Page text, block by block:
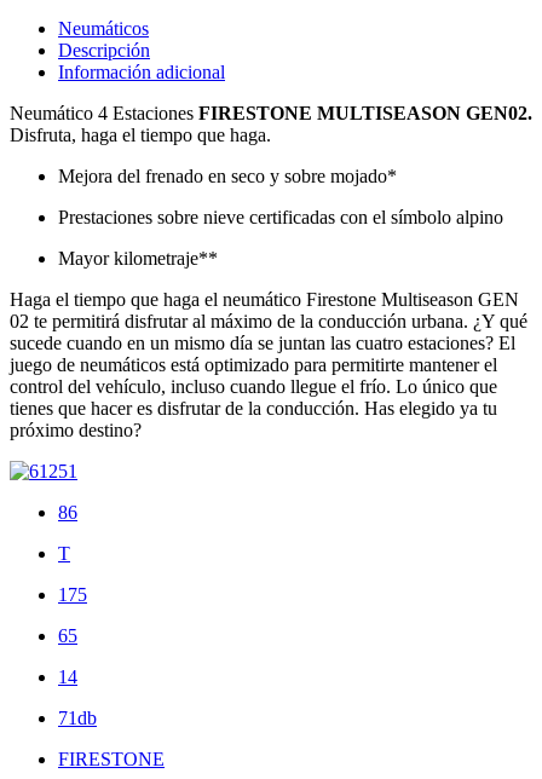
Neumáticos
Descripción
Información adicional
Neumático 4 Estaciones FIRESTONE MULTISEASON GEN02.
Disfruta, haga el tiempo que haga.
Mejora del frenado en seco y sobre mojado*
Prestaciones sobre nieve certificadas con el símbolo alpino
Mayor kilometraje**
Haga el tiempo que haga el neumático Firestone Multiseason GEN
02 te permitirá disfrutar al máximo de la conducción urbana. ¿Y qué
sucede cuando en un mismo día se juntan las cuatro estaciones? El
juego de neumáticos está optimizado para permitirte mantener el
control del vehículo, incluso cuando llegue el frío. Lo único que
tienes que hacer es disfrutar de la conducción. Has elegido ya tu
próximo destino?
86
T
175
65
14
71db
FIRESTONE